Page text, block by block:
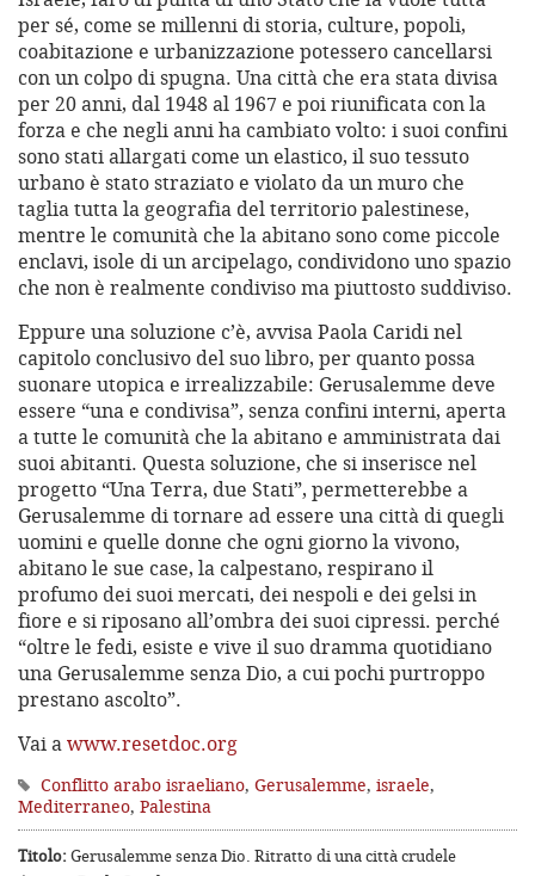
per sé, come se millenni di storia, culture, popoli,
coabitazione e urbanizzazione potessero cancellarsi
con un colpo di spugna. Una città che era stata divisa
per 20 anni, dal 1948 al 1967 e poi riunificata con la
forza e che negli anni ha cambiato volto: i suoi confini
sono stati allargati come un elastico, il suo tessuto
urbano è stato straziato e violato da un muro che
taglia tutta la geografia del territorio palestinese,
mentre le comunità che la abitano sono come piccole
enclavi, isole di un arcipelago, condividono uno spazio
che non è realmente condiviso ma piuttosto suddiviso.
Eppure una soluzione c’è, avvisa Paola Caridi nel
capitolo conclusivo del suo libro, per quanto possa
suonare utopica e irrealizzabile: Gerusalemme deve
essere “una e condivisa”, senza confini interni, aperta
a tutte le comunità che la abitano e amministrata dai
suoi abitanti. Questa soluzione, che si inserisce nel
progetto “Una Terra, due Stati”, permetterebbe a
Gerusalemme di tornare ad essere una città di quegli
uomini e quelle donne che ogni giorno la vivono,
abitano le sue case, la calpestano, respirano il
profumo dei suoi mercati, dei nespoli e dei gelsi in
fiore e si riposano all’ombra dei suoi cipressi. perché
“oltre le fedi, esiste e vive il suo dramma quotidiano
una Gerusalemme senza Dio, a cui pochi purtroppo
prestano ascolto”.
Vai awww.resetdoc.org
Conflitto arabo israeliano, Gerusalemme, israele,
Mediterraneo, Palestina
Titolo: Gerusalemme senza Dio. Ritratto di una città crudele